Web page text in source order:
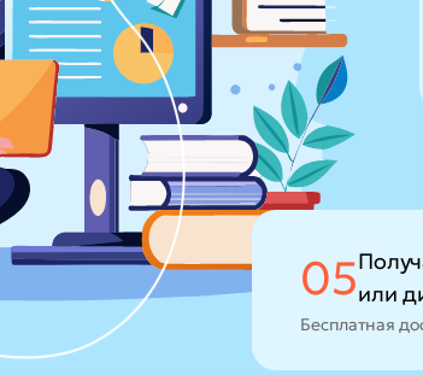
05или
Бесплатная